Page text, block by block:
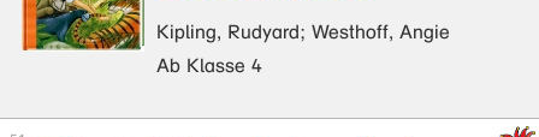
Kipling, Rudyard; Westhoff, Angie
Ab Klasse 4